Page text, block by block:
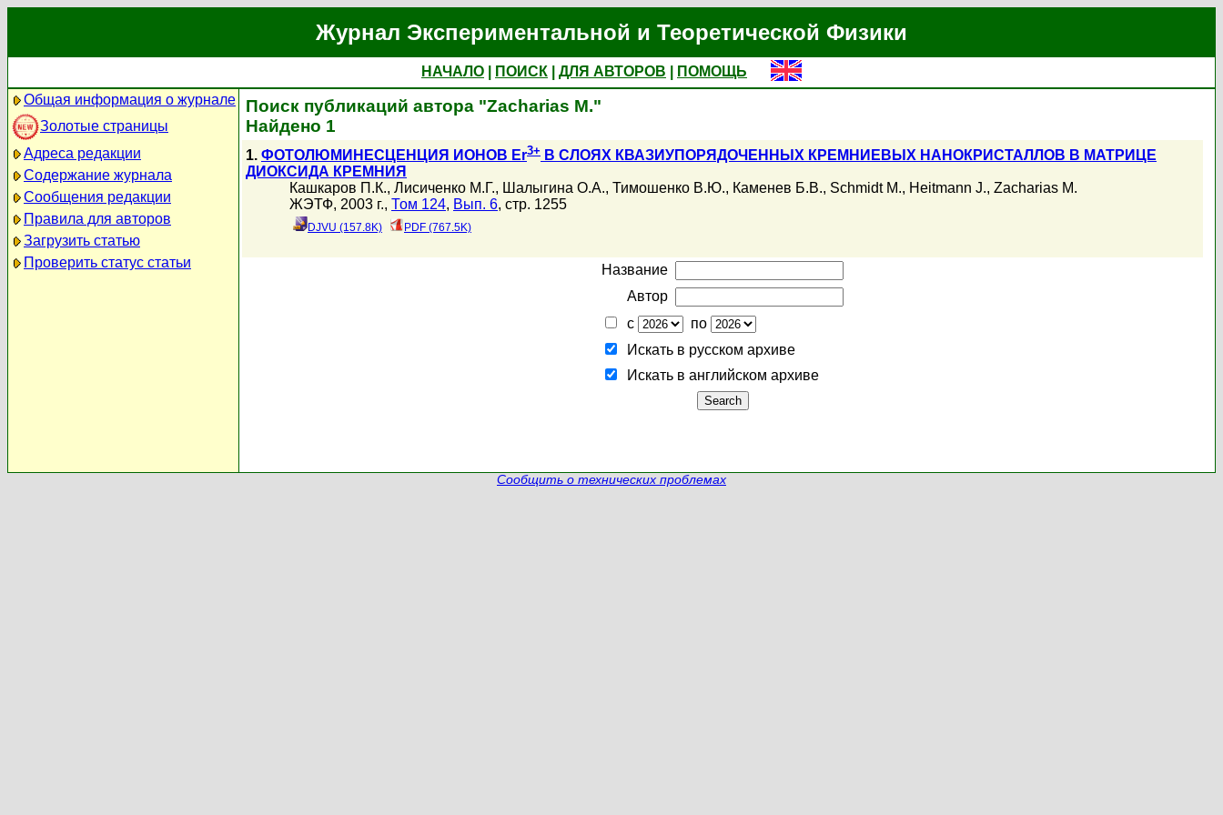
Журнал Экспериментальной и Теоретической Физики
НАЧАЛО ПОИСК ДЛЯ АВТОРОВ
ПОМОЩЬ
Общая информация о журнале
Золотые страницы
Адреса редакции
Содержание журнала
Сообщения редакции
Правила для авторов
Загрузить статью
Проверить статус статьи
Поиск публикаций автора "Zacharias M."
Найдено 1
1. ФОТОЛЮМИНЕСЦЕНЦИЯ ИОНОВ Er3+ В СЛОЯХ КВАЗИУПОРЯДОЧЕННЫХ КРЕМНИЕВЫХ НАНОКРИСТАЛЛОВ В МАТРИЦЕ
ДИОКСИДА КРЕМНИЯ
Кашкаров П.К., Лисиченко М.Г., Шалыгина О.А., Тимошенко В.Ю., Каменев Б.В., Schmidt M., Heitmann J., Zacharias M.
ЖЭТФ, 2003 г., Том 124, Вып. 6, стр. 1255
DJVU (157.8K) PDF (767.5K)
Название
Автор
с
по
Искать в русском архиве
Искать в английском архиве
Сообщить о технических проблемах